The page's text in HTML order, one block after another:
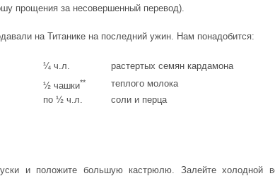
прощения за несовершенный перевод).
на Титанике на последний ужин. Нам понадобится:
¼ ч.л.
растертых семян кардамона
½ чашки**
теплого молока
по ½ ч.л. соли и перца
и положите большую кастрюлю. Залейте холодной